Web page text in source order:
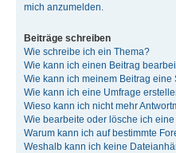
mich anzumelden.
Beiträge schreiben
Wie schreibe ich ein Thema?
Wie kann ich einen Beitrag
Wie kann ich meinem Beitrag eine
Wie kann ich eine Umfrage
Wieso kann ich nicht mehr
Wie bearbeite oder lösche ich
Warum kann ich auf bestimmte
Weshalb kann ich keine